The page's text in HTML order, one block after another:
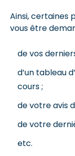
Ainsi, certaines
vous être
de vos
d’un tableau
cours ;
de votre avis
de votre
etc.